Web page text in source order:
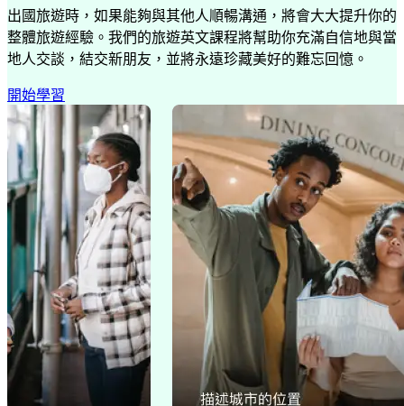
出國旅遊時，如果能夠與其他人順暢溝通，將會大大提升你的
整體旅遊經驗。我們的旅遊英文課程將幫助你充滿自信地與當
地人交談，結交新朋友，並將永遠珍藏美好的難忘回憶。
開始學習